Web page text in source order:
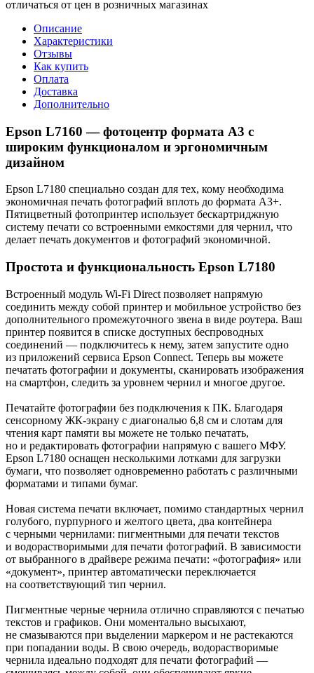
отличаться от цен в розничных магазинах
Описание
Характеристики
Отзывы
Как купить
Оплата
Доставка
Дополнительно
Epson L7160 — фотоцентр формата А3 с
широким функционалом и эргономичным
дизайном
Epson L7180 специально создан для тех, кому необходима
экономичная печать фотографий вплоть до формата А3+.
Пятицветный фотопринтер использует бескартриджную
систему печати со встроенными емкостями для чернил, что
делает печать документов и фотографий экономичной.
Простота и функциональность Epson L7180
Встроенный модуль Wi-Fi Direct позволяет напрямую
соединить между собой принтер и мобильное устройство без
дополнительного промежуточного звена в виде роутера. Ваш
принтер появится в списке доступных беспроводных
соединений — подключитесь к нему, затем запустите одно
из приложений сервиса Epson Connect. Теперь вы можете
печатать фотографии и документы, сканировать изображения
на смартфон, следить за уровнем чернил и многое другое.
Печатайте фотографии без подключения к ПК. Благодаря
сенсорному ЖК-экрану с диагональю 6,8 см и слотам для
чтения карт памяти вы можете не только печатать,
но и редактировать фотографии напрямую с вашего МФУ.
Epson L7180 оснащен несколькими лотками для загрузки
бумаги, что позволяет одновременно работать с различными
форматами и типами бумаг.
Новая система печати включает, помимо стандартных чернил
голубого, пурпурного и желтого цвета, два контейнера
с черными чернилами: пигментными для печати текстов
и водорастворимыми для печати фотографий. В зависимости
от выбранного в драйвере режима печати: «фотография» или
«документ», принтер автоматически переключается
на соответствующий тип чернил.
Пигментные черные чернила отлично справляются с печатью
текстов и графиков. Они моментально высыхают,
не смазываются при выделении маркером и не растекаются
при попадании воды. В свою очередь, водорастворимые
чернила идеально подходят для печати фотографий —